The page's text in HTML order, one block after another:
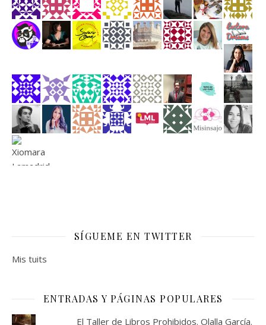
SÍGUEME EN TWITTER
Mis tuits
ENTRADAS Y PÁGINAS POPULARES
El Taller de Libros Prohibidos. Olalla García.